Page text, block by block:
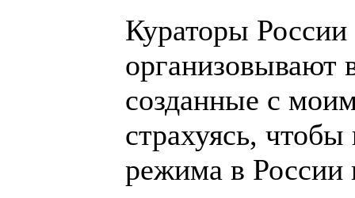
Кураторы
организовывают
созданные с
страхуясь,
режима в России